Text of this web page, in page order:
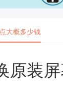
大概多少钱
原装